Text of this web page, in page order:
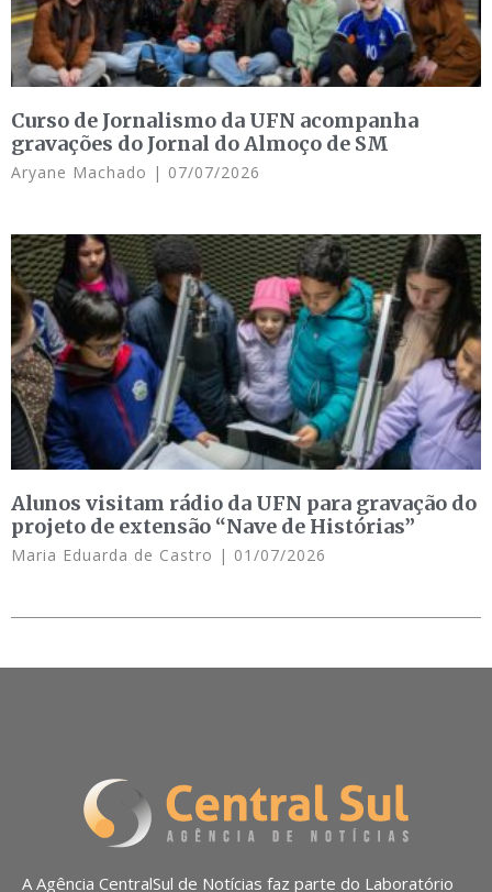
Curso de Jornalismo da UFN acompanha
gravações do Jornal do Almoço de SM
Aryane Machado 07/07/2026
Alunos visitam rádio da UFN para gravação do
projeto de extensão “Nave de Histórias”
Maria Eduarda de Castro 01/07/2026
A Agência CentralSul de Notícias faz parte do Laboratório